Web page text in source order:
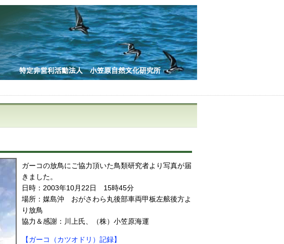
ガーコの放鳥にご協力頂いた鳥類研究者より写真が届
きました。
日時：2003年10月22日 15時45分
場所：媒島沖 おがさわら丸後部車両甲板左舷後方よ
り放鳥
協力＆感謝：川上氏、（株）小笠原海運
【ガーコ（カツオドリ）記録】